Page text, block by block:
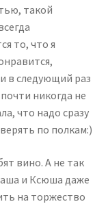
такой
то, что я
в следующий раз
никогда не
что надо сразу
по полкам:)
вино. А не так
и Ксюша даже
на торжество